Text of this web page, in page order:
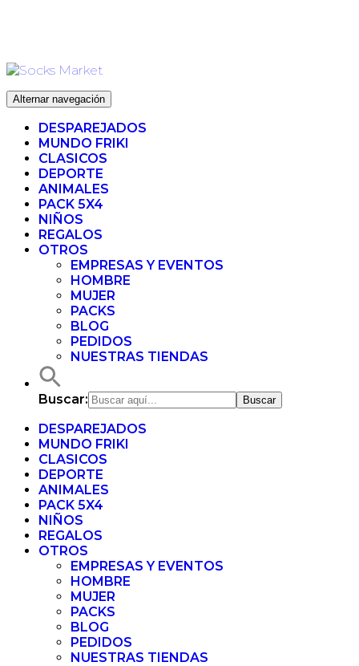
Alternar navegación
DESPAREJADOS
MUNDO FRIKI
CLASICOS
DEPORTE
ANIMALES
PACK 5X4
NIÑOS
REGALOS
OTROS
EMPRESAS Y EVENTOS
HOMBRE
MUJER
PACKS
BLOG
PEDIDOS
NUESTRAS TIENDAS
Buscar:
DESPAREJADOS
MUNDO FRIKI
CLASICOS
DEPORTE
ANIMALES
PACK 5X4
NIÑOS
REGALOS
OTROS
EMPRESAS Y EVENTOS
HOMBRE
MUJER
PACKS
BLOG
PEDIDOS
NUESTRAS TIENDAS